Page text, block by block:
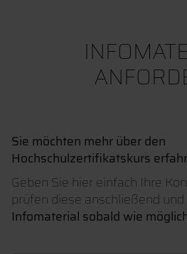
Sie möchten mehr über den
Hochschulzertifikatskurs
Geben Sie hier einfach Ihre
prüfen diese anschließend und
Infomaterial sobald wie